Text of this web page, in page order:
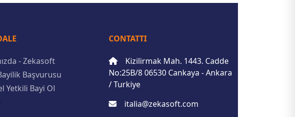
- Zekasoft
Başvurusu
Yetkili Bayi Ol
CONTATTI
Kizilirmak Mah. 1443. Cadde
No:25B/8 06530 Cankaya - Ankara
/ Turkiye
italia@zekasoft.com